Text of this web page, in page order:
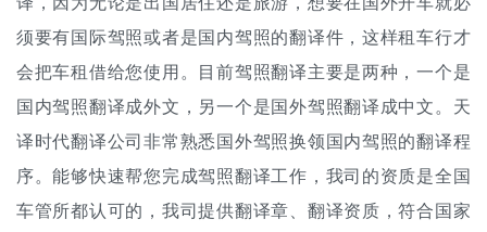
须要有国际驾照或者是国内驾照的翻译件，这样租车行才
会把车租借给您使用。目前驾照翻译主要是两种，一个是
国内驾照翻译成外文，另一个是国外驾照翻译成中文。天
译时代翻译公司非常熟悉国外驾照换领国内驾照的翻译程
序。能够快速帮您完成驾照翻译工作，我司的资质是全国
车管所都认可的，我司提供翻译章、翻译资质，符合国家